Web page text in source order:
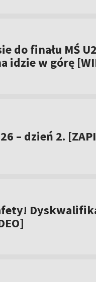
do finału MŚ
idzie w górę
– dzień 2.